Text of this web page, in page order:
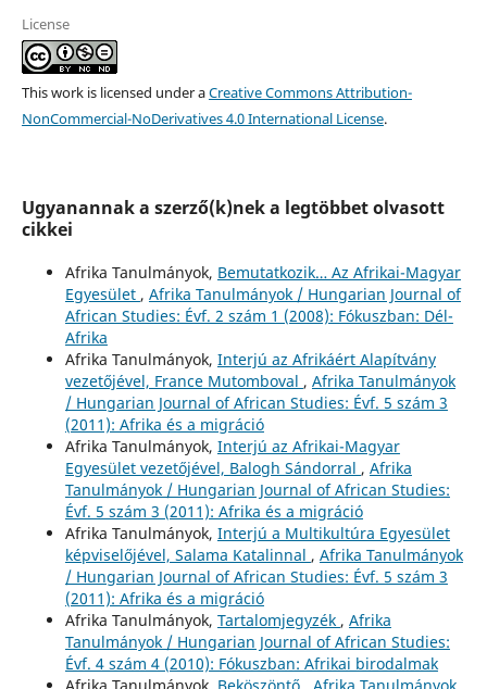
License
This work is licensed under aCreative Commons Attribution-
NonCommercial-NoDerivatives 4.0 International License.
Ugyanannak a szerző(k)nek a legtöbbet olvasott
cikkei
Afrika Tanulmányok, Bemutatkozik… Az Afrikai-Magyar
Egyesület , Afrika Tanulmányok / Hungarian Journal of
African Studies: Évf. 2 szám 1 (2008): Fókuszban: Dél-
Afrika
Afrika Tanulmányok, Interjú az Afrikáért Alapítvány
vezetőjével, France Mutomboval , Afrika Tanulmányok
/ Hungarian Journal of African Studies: Évf. 5 szám 3
(2011): Afrika és a migráció
Afrika Tanulmányok, Interjú az Afrikai-Magyar
Egyesület vezetőjével, Balogh Sándorral , Afrika
Tanulmányok / Hungarian Journal of African Studies:
Évf. 5 szám 3 (2011): Afrika és a migráció
Afrika Tanulmányok, Interjú a Multikultúra Egyesület
képviselőjével, Salama Katalinnal , Afrika Tanulmányok
/ Hungarian Journal of African Studies: Évf. 5 szám 3
(2011): Afrika és a migráció
Afrika Tanulmányok, Tartalomjegyzék , Afrika
Tanulmányok / Hungarian Journal of African Studies:
Évf. 4 szám 4 (2010): Fókuszban: Afrikai birodalmak